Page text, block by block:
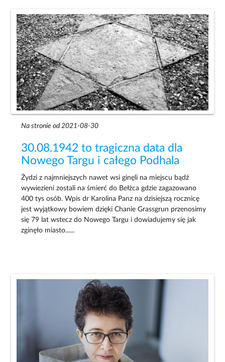
Na stronie od 2021-08-30
30.08.1942 to tragiczna data dla
Nowego Targu i całego Podhala
Żydzi z najmniejszych nawet wsi ginęli na miejscu bądź
wywiezieni zostali na śmierć do Bełżca gdzie zagazowano
400 tys osób. Wpis dr Karolina Panz na dzisiejszą rocznicę
jest wyjątkowy bowiem dzięki Chanie Grassgrun przenosimy
się 79 lat wstecz do Nowego Targu i dowiadujemy się jak
zginęło miasto......